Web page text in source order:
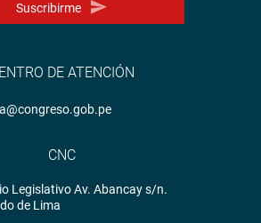
Suscribirme
DE ATENCIÓN
CNC
Legislativo Av. Abancay s/n.
de Lima